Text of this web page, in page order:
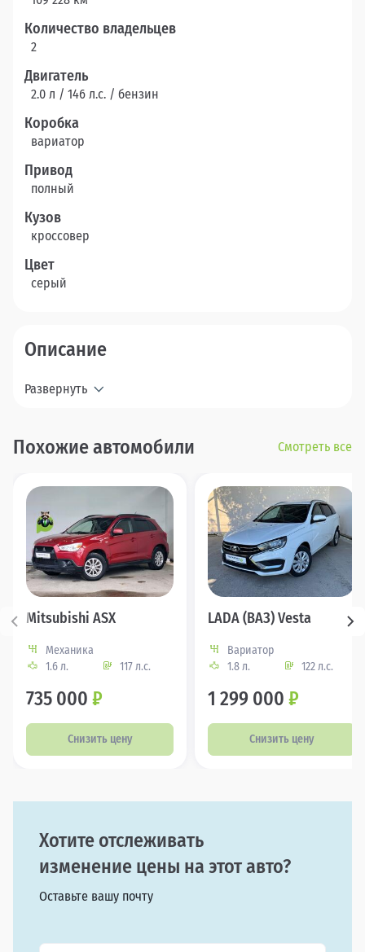
Количество владельцев
2
Двигатель
2.0 л / 146 л.c. / бензин
Коробка
вариатор
Привод
полный
Кузов
кроссовер
Цвет
серый
Описание
Развернуть
Похожие автомобили Смотреть все
Mitsubishi ASX
Механика
1.6 л.
117 л.с.
735 000 ₽
Снизить цену
LADA (ВАЗ) Vesta
Вариатор
1.8 л.
122 л.с.
1 299 000 ₽
Снизить цену
Хотите отслеживать
изменение цены на этот авто?
Оставьте вашу почту